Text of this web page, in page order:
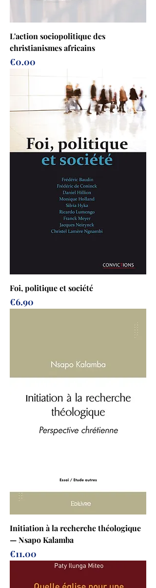
L'action sociopolitique des
christianismes africains
Prix
€0.00
Foi, politique et société
Prix
€6.90
Initiation à la recherche théologique
— Nsapo Kalamba
Prix
€11.00